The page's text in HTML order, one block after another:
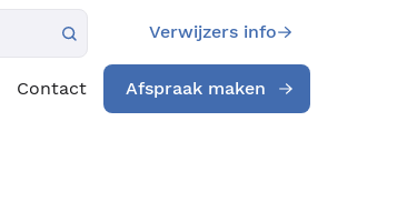
Verwijzers info
Contact Afspraak maken